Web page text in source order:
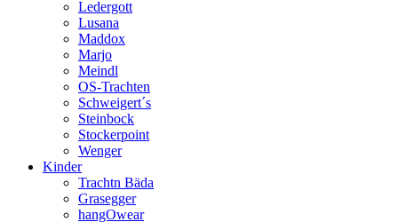
Ledergott
Lusana
Maddox
Marjo
Meindl
OS-Trachten
Schweigert´s
Steinbock
Stockerpoint
Wenger
Kinder
Trachtn Bäda
Grasegger
hangOwear